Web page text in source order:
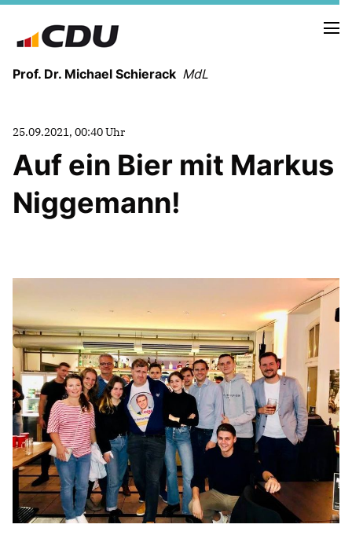
Prof. Dr. Michael Schierack MdL
LEBENSLAUF
HEIMAT UND WERTE
SICHERHEIT UND ZUSAMMENHALT
MITTELSTAND UND INDUSTRIE
BILDUNG
IDENTITÄT
MEINE 10 PUNKTE
PRAKTIKUM
25.09.2021, 00:40 Uhr
Auf ein Bier mit Markus
Niggemann!